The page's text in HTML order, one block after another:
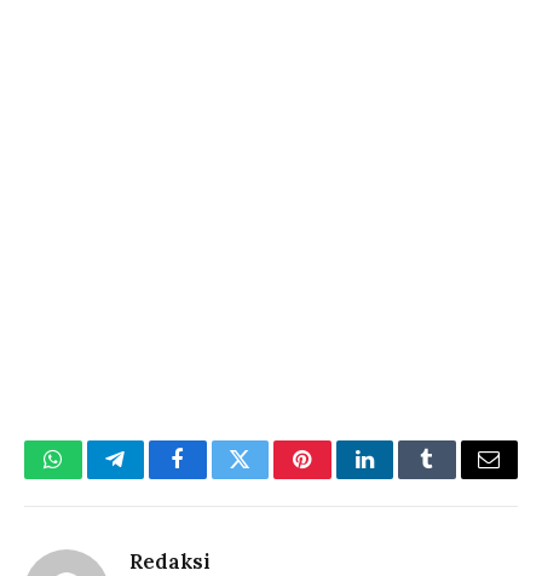
WhatsAppTelegramFacebookTwitterPinterestLinkedInTumblrEmail
Redaksi